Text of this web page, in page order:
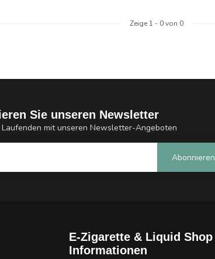
Zeige 1 - 0von 0
Sie unseren Newsletter
mit unseren Newsletter-Angeboten
Abonnieren
E-Zigarette & Liquid Shop
Informationen